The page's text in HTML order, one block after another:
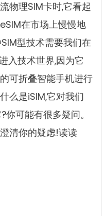
物理SIM卡时,它看起
在市场上慢慢地
型技术需要我们在
入技术世界,因为它
可折叠智能手机进行
么是iSIM,它对我们
可能有很多疑问。
清你的疑虑!读读